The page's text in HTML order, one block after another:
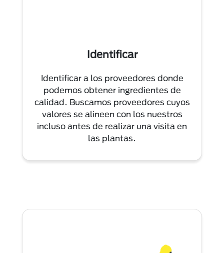
Identificar
Identificar a los proveedores donde
podemos obtener ingredientes de
calidad. Buscamos proveedores cuyos
valores se alineen con los nuestros
incluso antes de realizar una visita en
las plantas.